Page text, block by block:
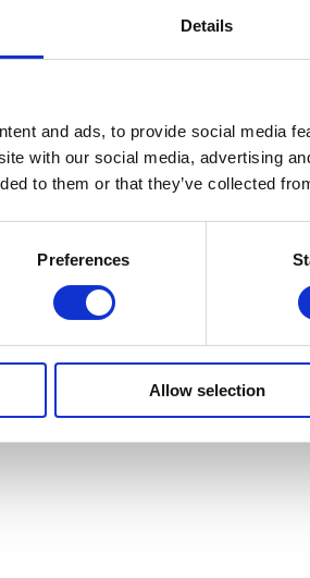
Details
and ads, to provide social media
with our social media, advertising
to them or that they’ve collected
Preferences
Allow selection
ud over det sædvanlige? Tino
god oplevelse – hver gang. Kunstneren